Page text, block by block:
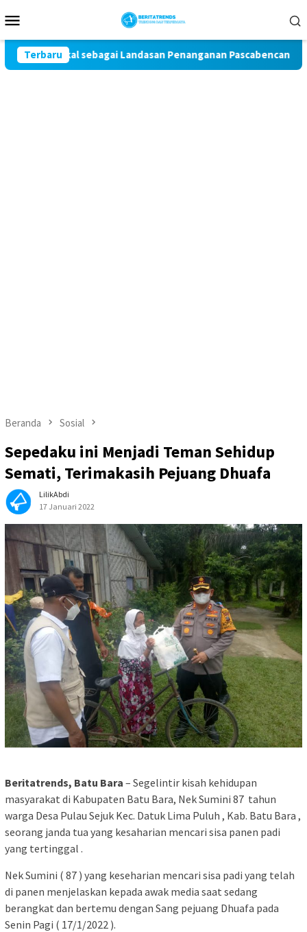
ke
Mobile
Terbaru
Lokal sebagai Landasan Penanganan Pascabencana di
Beranda Sosial
Sepedaku ini Menjadi Teman Sehidup
Semati, Terimakasih Pejuang Dhuafa
LilikAbdi
17 Januari 2022
Beritatrends, Batu Bara – Segelintir kisah kehidupan
masyarakat di Kabupaten Batu Bara, Nek Sumini 87 tahun
warga Desa Pulau Sejuk Kec. Datuk Lima Puluh , Kab. Batu Bara ,
seorang janda tua yang kesaharian mencari sisa panen padi
yang tertinggal .
Nek Sumini ( 87 ) yang keseharian mencari sisa padi yang telah
di panen menjelaskan kepada awak media saat sedang
berangkat dan bertemu dengan Sang pejuang Dhuafa pada
Senin Pagi ( 17/1/2022 ).